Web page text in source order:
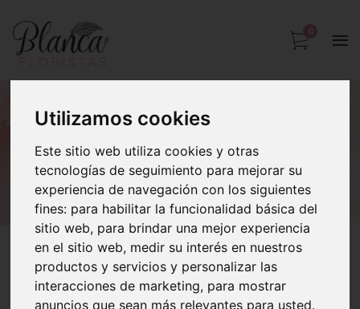
Utilizamos cookies
Este sitio web utiliza cookies y otras
tecnologías de seguimiento para mejorar su
experiencia de navegación con los siguientes
fines: para habilitar la funcionalidad básica del
sitio web, para brindar una mejor experiencia
en el sitio web, medir su interés en nuestros
productos y servicios y personalizar las
interacciones de marketing, para mostrar
anuncios que sean más relevantes para usted.
0
VIOLET
Inicio VIOLET